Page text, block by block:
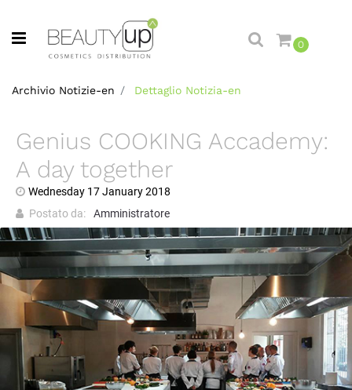
Open menu
0
Archivio Notizie-en Dettaglio Notizia-en
Genius COOKING Accademy:
A day together
Wednesday 17January2018
Postato da:
Amministratore